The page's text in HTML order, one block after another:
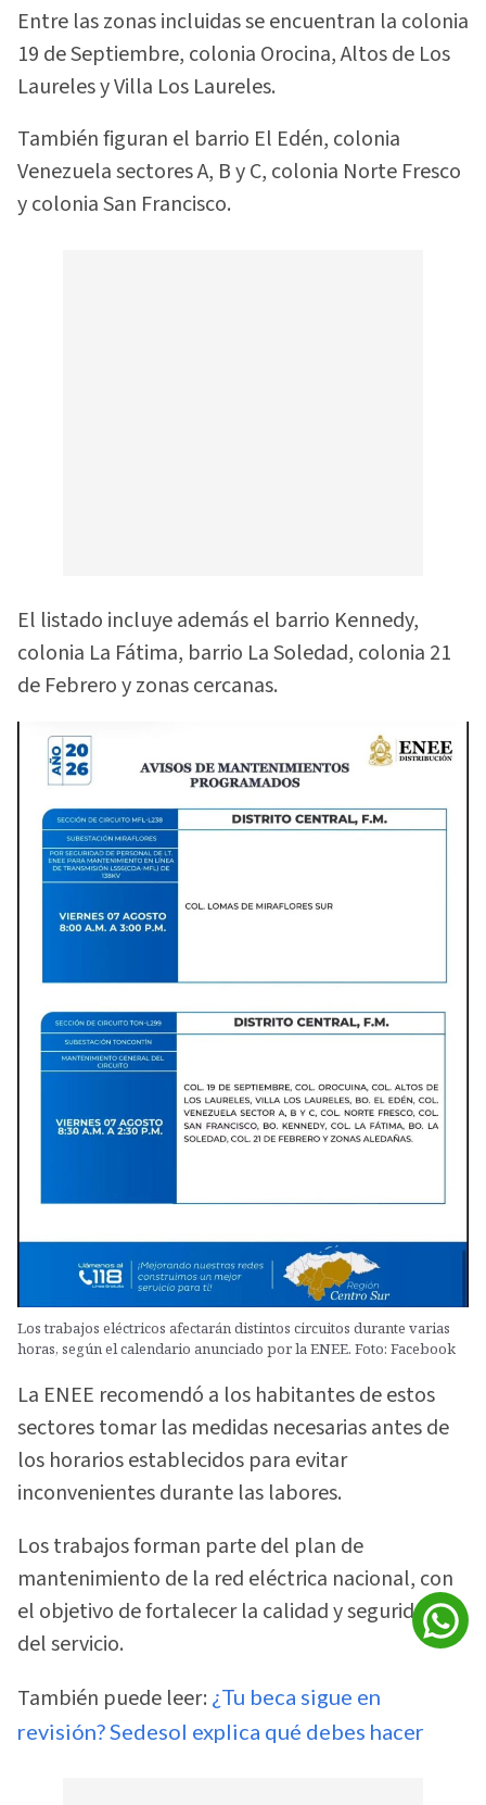
Entre las zonas incluidas se encuentran la colonia
19 de Septiembre, colonia Orocina, Altos de Los
Laureles y Villa Los Laureles.
También figuran el barrio El Edén, colonia
Venezuela sectores A, B y C, colonia Norte Fresco
y colonia San Francisco.
El listado incluye además el barrio Kennedy,
colonia La Fátima, barrio La Soledad, colonia 21
de Febrero y zonas cercanas.
Los trabajos eléctricos afectarán distintos circuitos durante varias
horas, según el calendario anunciado por la ENEE. Foto: Facebook
La ENEE recomendó a los habitantes de estos
sectores tomar las medidas necesarias antes de
los horarios establecidos para evitar
inconvenientes durante las labores.
Los trabajos forman parte del plan de
mantenimiento de la red eléctrica nacional, con
el objetivo de fortalecer la calidad y seguridad
del servicio.
También puede leer: ¿Tu beca sigue en
revisión? Sedesol explica qué debes hacer